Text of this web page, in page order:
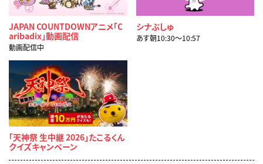
JAPAN COUNTDOWNアニメ「C
aribadix」動画配信
動画配信中
シナぷしゅ
あす朝10:30〜10:57
「天神祭 生中継 2026」たこるくん
クイズキャンペーン